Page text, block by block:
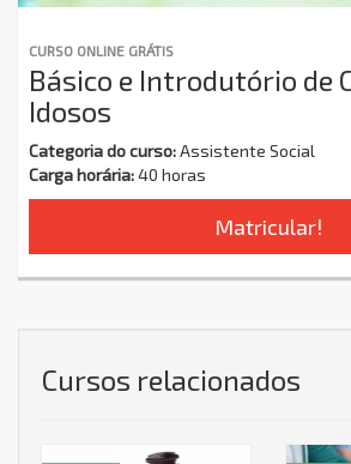
CURSO ONLINE GRÁTIS
Básico e Introdutório de
Idosos
Categoria do curso:Assistente Social
Carga horária:40 horas
Matricular!
Cursos relacionados